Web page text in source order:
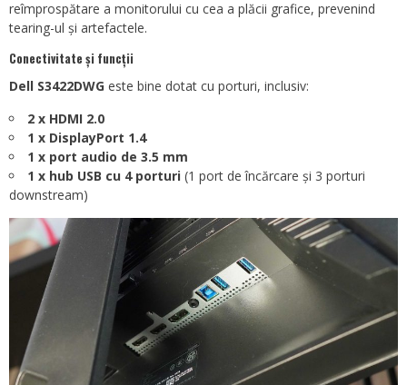
reîmprospătare a monitorului cu cea a plăcii grafice, prevenind
tearing-ul și artefactele.
Conectivitate și funcții
Dell S3422DWG este bine dotat cu porturi, inclusiv:
2 x HDMI 2.0
1 x DisplayPort 1.4
1 x port audio de 3.5 mm
1 x hub USB cu 4 porturi (1 port de încărcare și 3 porturi
downstream)